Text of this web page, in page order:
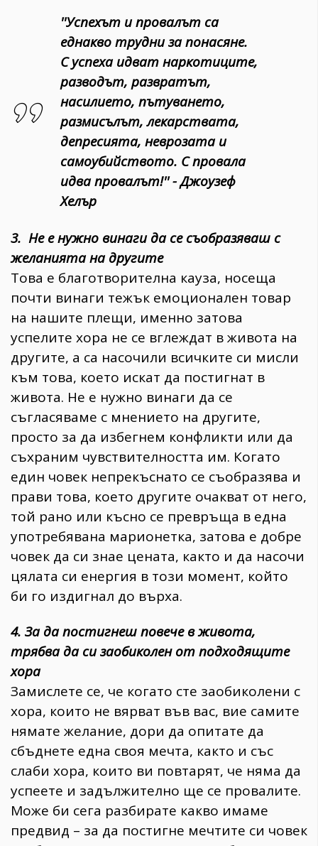
''Успехът и провалът са
еднакво трудни за понасяне.
С успеха идват наркотиците,
разводът, развратът,
насилието, пътуването,
размисълът, лекарствата,
депресията, неврозата и
самоубийството. С провала
идва провалът!'' - Джоузеф
Хелър
3. Не е нужно винаги да се съобразяваш с
желанията на другите
Това е благотворителна кауза, носеща
почти винаги тежък емоционален товар
на нашите плещи, именно затова
успелите хора не се вглеждат в живота на
другите, а са насочили всичките си мисли
към това, което искат да постигнат в
живота. Не е нужно винаги да се
съгласяваме с мнението на другите,
просто за да избегнем конфликти или да
съхраним чувствителността им. Когато
един човек непрекъснато се съобразява и
прави това, което другите очакват от него,
той рано или късно се превръща в една
употребявана марионетка, затова е добре
човек да си знае цената, както и да насочи
цялата си енергия в този момент, който
би го издигнал до върха.
4. За да постигнеш повече в живота,
трябва да си заобиколен от подходящите
хора
Замислете се, че когато сте заобиколени с
хора, които не вярват във вас, вие самите
нямате желание, дори да опитате да
сбъднете една своя мечта, както и със
слаби хора, които ви повтарят, че няма да
успеете и задължително ще се провалите.
Може би сега разбирате какво имаме
предвид – за да постигне мечтите си човек